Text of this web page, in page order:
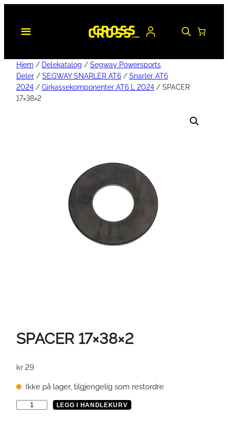
Hjem / Delekatalog / Segway Powersports
Deler / SEGWAY SNARLER AT6 / Snarler AT6
2024 / Girkassekomponenter AT6 L 2024 / SPACER
17×38×2
SPACER 17×38×2
kr 29
Ikke på lager, tilgjengelig som restordre
LEGG I HANDLEKURV